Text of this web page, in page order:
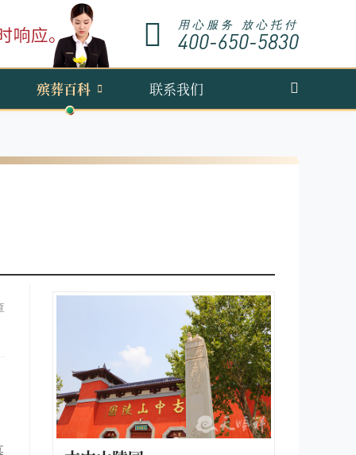
用心服务 放心托付
400-650-5830
殡葬百科 联系我们